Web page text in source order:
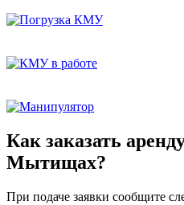
Как заказать
Мытищах?
При подаче заявки сообщите